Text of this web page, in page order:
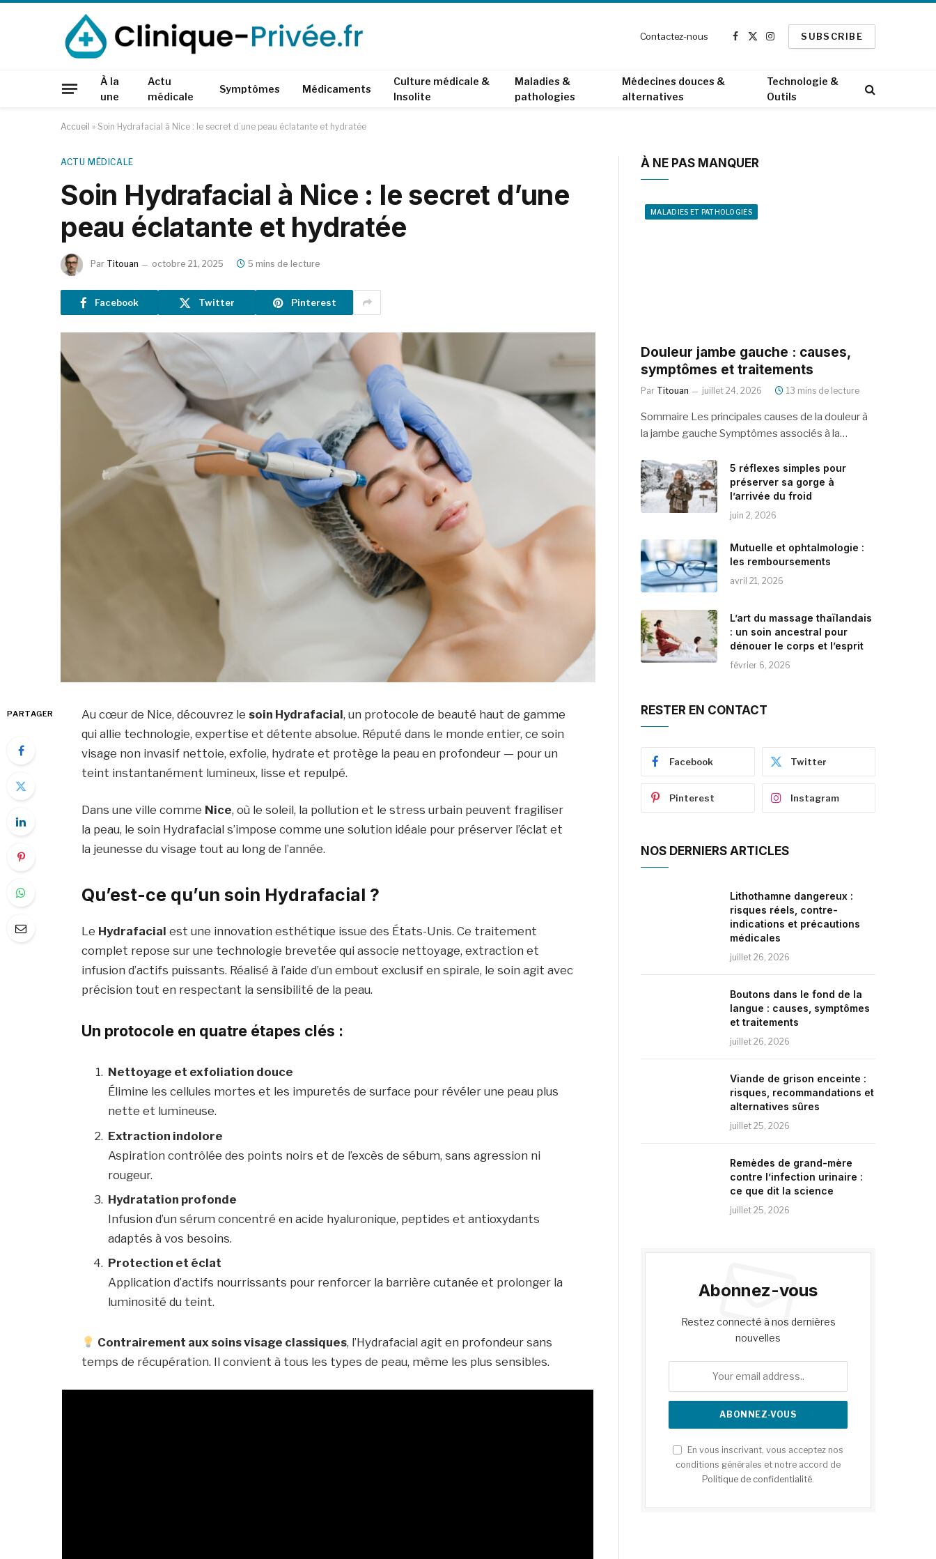
Contactez-nous
Facebook
X
Instagram
SUBSCRIBE
À la
une
Actu
médicale
Symptômes Médicaments
Culture médicale &
Insolite
Maladies &
pathologies
Médecines douces &
alternatives
Technologie &
Outils
Accueil » Soin Hydrafacial à Nice : le secret d’une peau éclatante et hydratée
ACTU MÉDICALE
Soin Hydrafacial à Nice : le secret d’une
peau éclatante et hydratée
Par Titouan octobre 21, 2025 5 mins de lecture
Facebook Twitter Pinterest
PARTAGER Au cœur de Nice, découvrez le soin Hydrafacial, un protocole de beauté haut de gamme
qui allie technologie, expertise et détente absolue. Réputé dans le monde entier, ce soin
visage non invasif nettoie, exfolie, hydrate et protège la peau en profondeur — pour un
teint instantanément lumineux, lisse et repulpé.
Dans une ville comme Nice, où le soleil, la pollution et le stress urbain peuvent fragiliser
la peau, le soin Hydrafacial s’impose comme une solution idéale pour préserver l’éclat et
la jeunesse du visage tout au long de l’année.
Qu’est-ce qu’un soin Hydrafacial ?
Le Hydrafacial est une innovation esthétique issue des États-Unis. Ce traitement
complet repose sur une technologie brevetée qui associe nettoyage, extraction et
infusion d’actifs puissants. Réalisé à l’aide d’un embout exclusif en spirale, le soin agit avec
précision tout en respectant la sensibilité de la peau.
Un protocole en quatre étapes clés :
Nettoyage et exfoliation douce
Élimine les cellules mortes et les impuretés de surface pour révéler une peau plus
nette et lumineuse.
Extraction indolore
Aspiration contrôlée des points noirs et de l’excès de sébum, sans agression ni
rougeur.
Hydratation profonde
Infusion d’un sérum concentré en acide hyaluronique, peptides et antioxydants
adaptés à vos besoins.
Protection et éclat
Application d’actifs nourrissants pour renforcer la barrière cutanée et prolonger la
luminosité du teint.
Contrairement aux soins visage classiques, l’Hydrafacial agit en profondeur sans
temps de récupération. Il convient à tous les types de peau, même les plus sensibles.
À NE PAS MANQUER
MALADIES ET PATHOLOGIES
Douleur jambe gauche : causes,
symptômes et traitements
Par Titouan juillet 24, 2026 13 mins de lecture
Sommaire Les principales causes de la douleur à
la jambe gauche Symptômes associés à la…
5 réflexes simples pour
préserver sa gorge à
l’arrivée du froid
juin 2, 2026
Mutuelle et ophtalmologie :
les remboursements
avril 21, 2026
L’art du massage thaïlandais
: un soin ancestral pour
dénouer le corps et l’esprit
février 6, 2026
RESTER EN CONTACT
Facebook Twitter
Pinterest Instagram
NOS DERNIERS ARTICLES
Lithothamne dangereux :
risques réels, contre-
indications et précautions
médicales
juillet 26, 2026
Boutons dans le fond de la
langue : causes, symptômes
et traitements
juillet 26, 2026
Viande de grison enceinte :
risques, recommandations et
alternatives sûres
juillet 25, 2026
Remèdes de grand-mère
contre l’infection urinaire :
ce que dit la science
juillet 25, 2026
Abonnez-vous
Restez connecté à nos dernières
nouvelles
En vous inscrivant, vous acceptez nos
conditions générales et notre accord de
Politique de confidentialité